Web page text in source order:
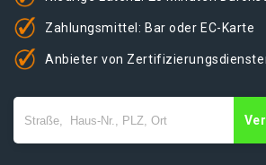
Zahlungsmittel: Bar oder EC-Karte
Anbieter von